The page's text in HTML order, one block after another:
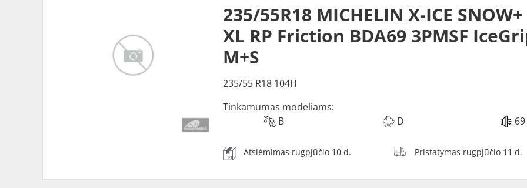
235/55R18 MICHELIN X-ICE
XL RP Friction BDA69 3PMSF
M+S
235/55 R18 104H
Tinkamumas modeliams:
B
D 69
Atsiėmimas rugpjūčio 10 d. Pristatymas rugpjūčio 11 d.